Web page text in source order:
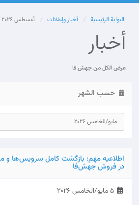
البوابة الرئيسية أخبار وإعلانات أغسطس 2026
أخبار
عرض الكل من جهش فا
حسب الشهر
اطلاعیه مهم: بازگشت کامل سرویس‌ها و
در فروش جهش‌فا
5 مايو/الخامس 2026